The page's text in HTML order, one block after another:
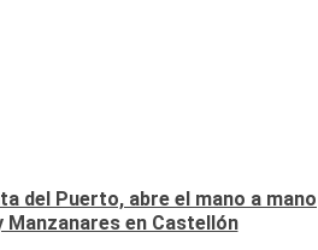
del Puerto, abre el mano a mano
Manzanares en Castellón